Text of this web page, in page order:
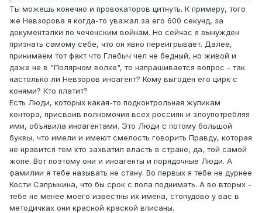
Ты можешь конечно и провокаторов цитнуть. К примеру, того
же Невзорова я когда-то уважал за его 600 секунд, за
документалки по чеченским войнам. Но сейчас я вынужден
признать самому себе, что он явно переигрывает. Далее,
принимаем тот факт что Глебыч чел не бедный, но живой и
даже не в "Полярном волке", то напрашивается вопрос - так
настолько ли Невзоров иноагент? Кому выгоден его цирк с
конями? Кто платит?
Есть Люди, которых какая-то подконтрольная жуликам
контора, присвоив полномочия всех россиян и злоупотребляя
ими, объявила иноагентами. Это Люди с потому большой
буквы, что имели и имеют смелость говорить Правду, которая
не нравится тем кто захватил власть в стране, да, той самой
жопе. Вот поэтому они и иноагенты и порядочные Люди. А
фамилии я тебе называть не стану. Во первых я тебе не дурнее
Кости Сапрыкина, что бы срок с пола поднимать. А во вторых -
тебе не менее моего известны их имена, стопудово у вас в
методичках они красной краской вписаны.